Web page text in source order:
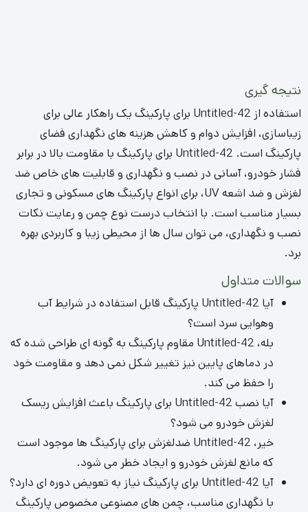
نتیجه گیری
استفاده از Untitled-42 برای پارکینگ یک راهکار عالی برای
زیباسازی، افزایش دوام و کاهش هزینه های نگهداری فضای
پارکینگ است. Untitled-42 برای پارکینگ با مقاومت بالا در برابر
فشار خودرو، آسانی در نصب و نگهداری و قابلیت های خاص ضد
لغزش و ضد اشعه UV، برای انواع پارکینگ های مسکونی و تجاری
بسیار مناسب است. با انتخاب درست نوع چمن و رعایت نکات
نصب و نگهداری، می توان سال ها از محیطی زیبا و کاربردی بهره
برد.
سوالات متداول
آیا Untitled-42 پارکینگ قابل استفاده در شرایط آب
وهوایی سرد است؟
بله، Untitled-42 مقاوم پارکینگ به گونه ای طراحی شده که
در دماهای پایین نیز تغییر شکل نمی دهد و مقاومت خود
را حفظ می کند.
آیا نصب Untitled-42 برای پارکینگ باعث افزایش ریسک
لغزش خودرو می شود؟
خیر، Untitled-42 ضدلغزش برای پارکینگ ها موجود است
که مانع لغزش خودرو و ایجاد خطر می شود.
آیا Untitled-42 برای پارکینگ نیاز به تعویض دوره ای دارد؟
با نگهداری مناسب، چمن های مصنوعی مخصوص پارکینگ